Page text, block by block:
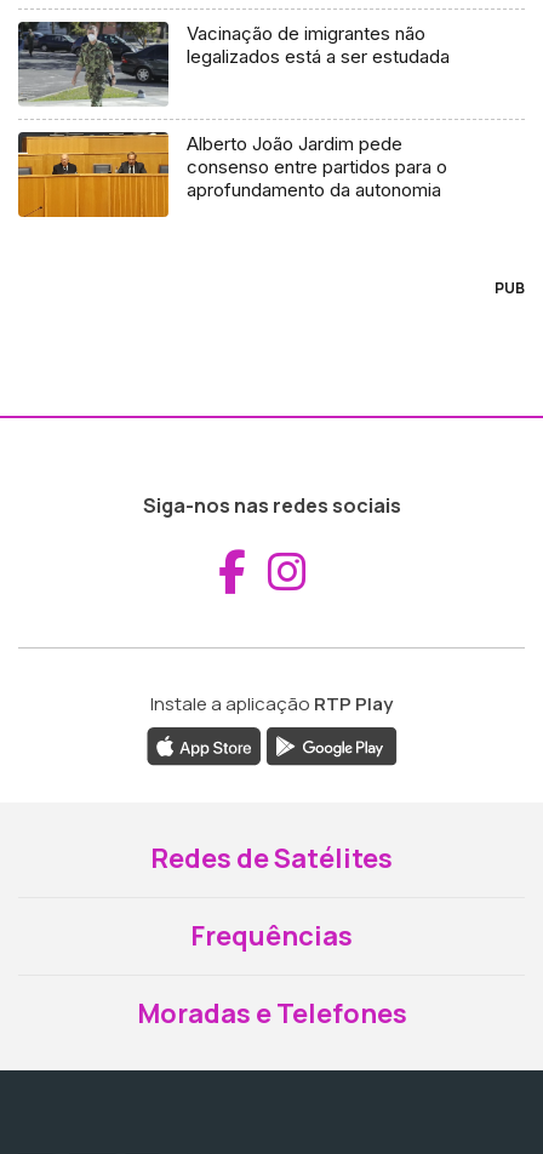
Vacinação de imigrantes não
legalizados está a ser estudada
Alberto João Jardim pede
consenso entre partidos para o
aprofundamento da autonomia
PUB
Siga-nos nas redes sociais
Aceder ao
Instale a aplicação RTP Play
Redes de Satélites
Frequências
Moradas e Telefones